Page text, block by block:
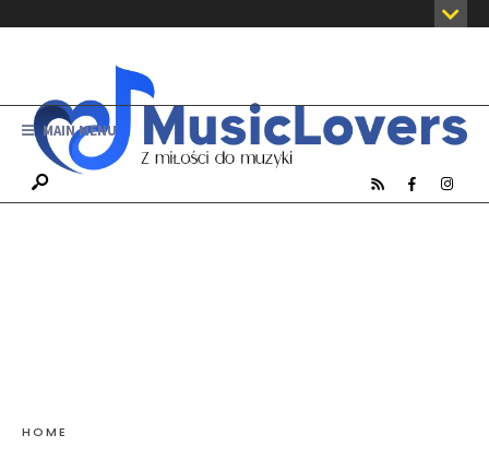
MAIN MENU
HOME